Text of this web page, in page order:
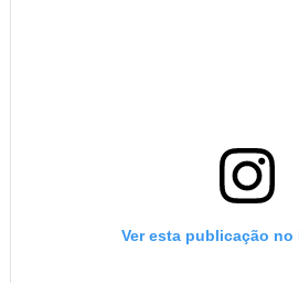
Ver esta publicação no